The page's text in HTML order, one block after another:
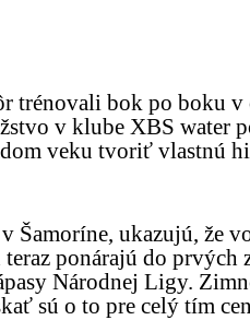
trénovali bok po boku
v klube XBS water
veku tvoriť vlastnú
Šamoríne, ukazujú, že
ponárajú do
Národnej Ligy.
sú o to pre celý tím